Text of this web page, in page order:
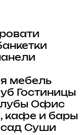
мебель
Гостиницы
Офис
кафе и бары
Суши